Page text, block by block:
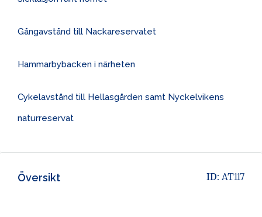
Gångavstånd till Nackareservatet
Hammarbybacken i närheten
Cykelavstånd till Hellasgården samt Nyckelvikens
naturreservat
Översikt ID: AT117